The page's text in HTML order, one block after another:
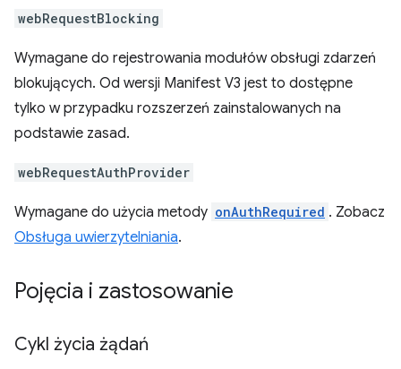
webRequestBlocking
Wymagane do rejestrowania modułów obsługi zdarzeń
blokujących. Od wersji Manifest V3 jest to dostępne
tylko w przypadku rozszerzeń zainstalowanych na
podstawie zasad.
webRequestAuthProvider
Wymagane do użycia metody onAuthRequired . Zobacz
Obsługa uwierzytelniania.
Pojęcia i zastosowanie
Cykl życia żądań